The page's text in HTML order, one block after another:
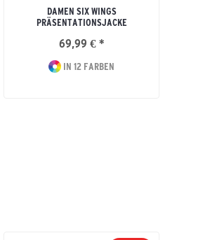
DAMEN SIX WINGS
PRÄSENTATIONSJACKE
69,99 € *
IN 12 FARBEN